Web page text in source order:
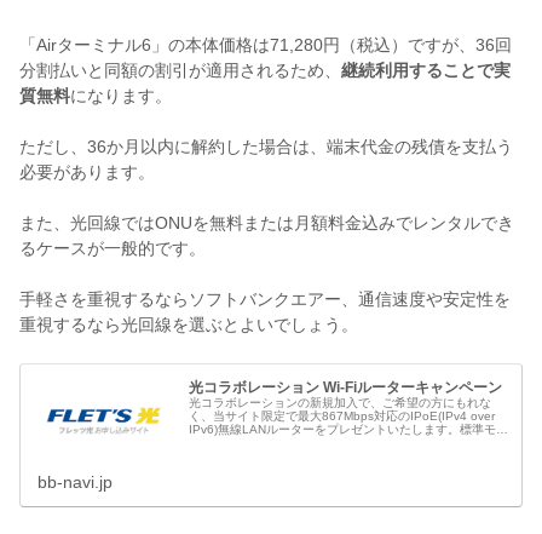
「Airターミナル6」の本体価格は71,280円（税込）ですが、36回
分割払いと同額の割引が適用されるため、 継続利用することで実
質無料になります。
ただし、36か月以内に解約した場合は、端末代金の残債を支払う
必要があります。
また、光回線ではONUを無料または月額料金込みでレンタルでき
るケースが一般的です。
手軽さを重視するならソフトバンクエアー、通信速度や安定性を
重視するなら光回線を選ぶとよいでしょう。
光コラボレーション Wi-Fiルーターキャンペーン
光コラボレーションの新規加入で、ご希望の方にもれな
く、当サイト限定で最大867Mbps対応のIPoE(IPv4 over
IPv6)無線LANルーターをプレゼントいたします。標準モデ
bb-navi.jp